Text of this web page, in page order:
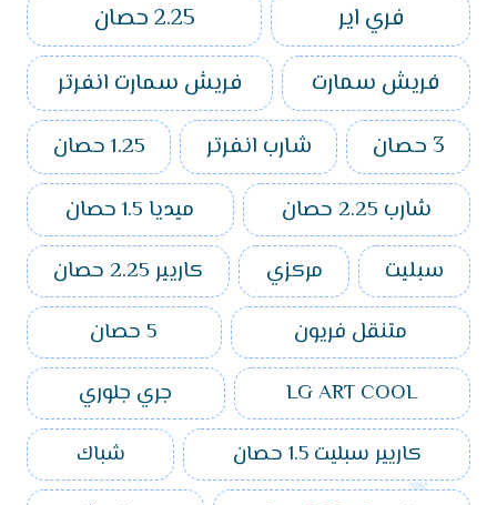
فري اير
2.25 حصان
فريش سمارت
فريش سمارت انفرتر
3 حصان
شارب انفرتر 1.25 حصان
شارب 2.25 حصان ميديا 1.5 حصان
سبليت مركزي
كاريير 2.25 حصان
متنقل فريون
5 حصان
LG ART COOL
جري جلوري
كاريير سبليت 1.5 حصان
شباك